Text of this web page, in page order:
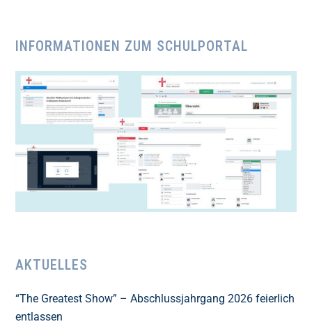
INFORMATIONEN ZUM SCHULPORTAL
AKTUELLES
“The Greatest Show” – Abschlussjahrgang 2026 feierlich
entlassen